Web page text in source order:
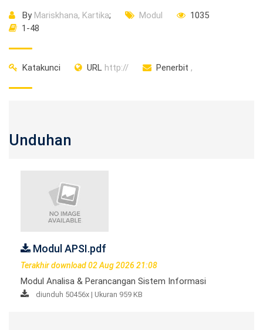
By Mariskhana, Kartika; Modul
1035
1-48
Katakunci URL http:// Penerbit ,
Unduhan
Modul APSI.pdf
Terakhir download 02 Aug 2026 21:08
Modul Analisa & Perancangan Sistem Informasi
diunduh 50456x | Ukuran 959 KB